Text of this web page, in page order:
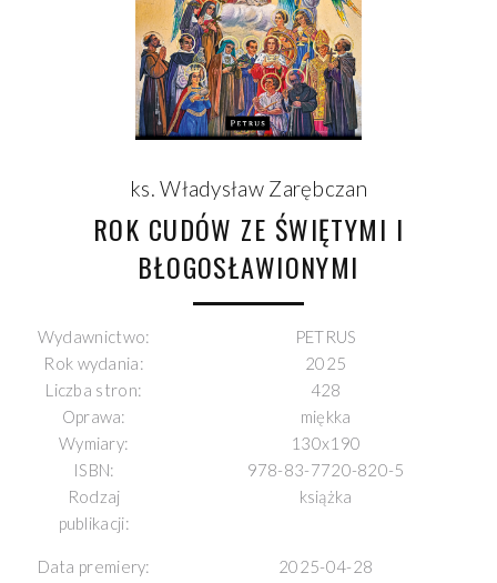
ks. Władysław Zarębczan
ROK CUDÓW ZE ŚWIĘTYMI I
BŁOGOSŁAWIONYMI
Wydawnictwo:
PETRUS
Rok wydania:
2025
Liczba stron:
428
Oprawa:
miękka
Wymiary:
130x190
ISBN:
978-83-7720-820-5
Rodzaj
publikacji:
książka
Data premiery: 2025-04-28